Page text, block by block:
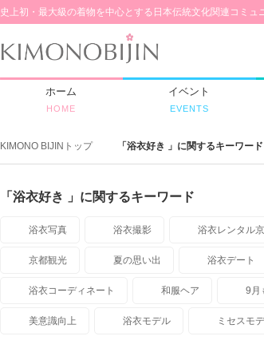
史上初・最大級の着物を中心とする日本伝統文化関連コミ
ホーム
HOME
イベント
EVENTS
KIMONO BIJINトップ 「浴衣好き 」に関するキーワード
「浴衣好き 」に関するキーワード
浴衣写真 浴衣撮影 浴衣レンタル
京都観光 夏の思い出 浴衣デート
浴衣コーディネート 和服ヘア 9月
美意識向上 浴衣モデル ミセスモ